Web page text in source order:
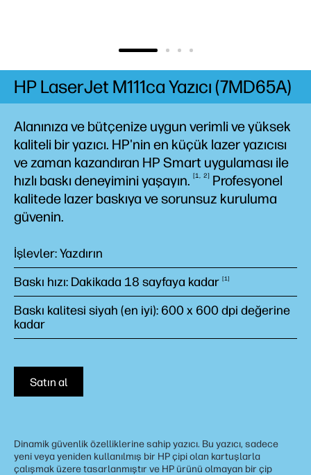
Alanınıza ve bütçenize uygun verimli ve yüksek
kaliteli bir yazıcı. HP'nin en küçük lazer yazıcısı
ve zaman kazandıran HP Smart uygulaması ile
hızlı baskı deneyimini yaşayın. 1 2
Profesyonel
kalitede lazer baskıya ve sorunsuz kuruluma
güvenin.
İşlevler: Yazdırın
Baskı hızı: Dakikada 18 sayfaya kadar 1
Baskı kalitesi siyah (en iyi): 600 x 600 dpi değerine
kadar
Satın al
Dinamik güvenlik özelliklerine sahip yazıcı. Bu yazıcı, sadece
yeni veya yeniden kullanılmış bir HP çipi olan kartuşlarla
çalışmak üzere tasarlanmıştır ve HP ürünü olmayan bir çip
HP LaserJet M111ca Yazıcı (7MD65A)